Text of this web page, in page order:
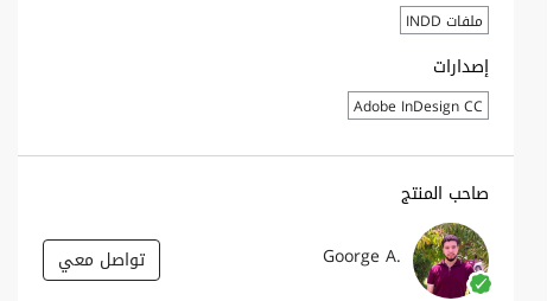
ملفات INDD
إصدارات
Adobe InDesign CC
صاحب المنتج
Goorge A.
تواصل معي